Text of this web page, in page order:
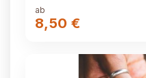
ab
8,50 €